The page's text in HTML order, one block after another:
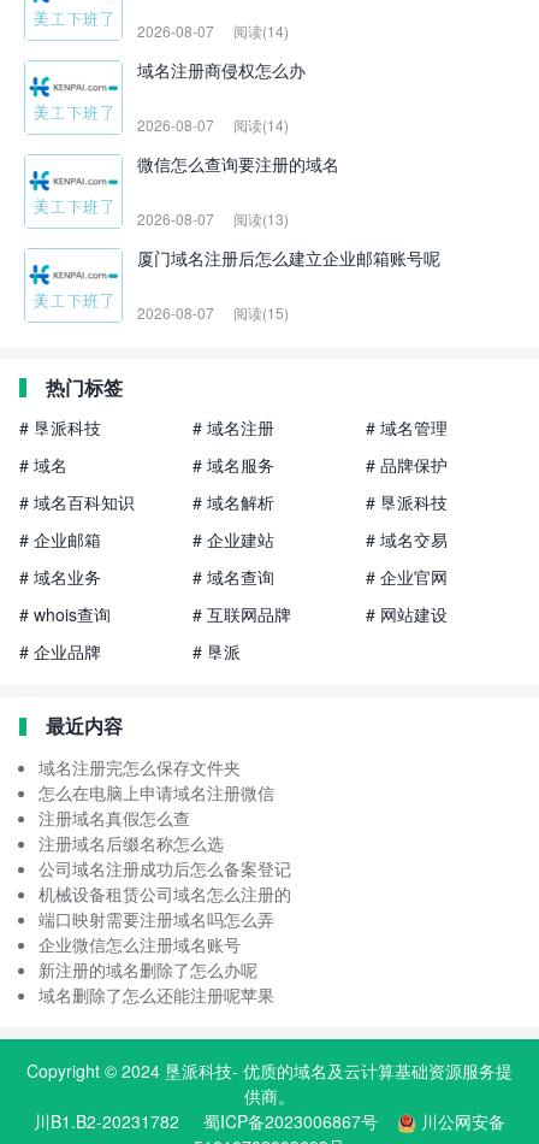
2026-08-07 阅读(14)
域名注册商侵权怎么办
2026-08-07 阅读(14)
微信怎么查询要注册的域名
2026-08-07 阅读(13)
厦门域名注册后怎么建立企业邮箱账号呢
2026-08-07 阅读(15)
热门标签
# 垦派科技 # 域名注册
# 域名管理
# 域名
# 域名服务
# 品牌保护
# 域名百科知识
# 域名解析
# 垦派科技
# 企业邮箱
# 企业建站
# 域名交易
# 域名业务
# 域名查询
# 企业官网
# whois查询
# 互联网品牌
# 网站建设
# 企业品牌
# 垦派
最近内容
域名注册完怎么保存文件夹
怎么在电脑上申请域名注册微信
注册域名真假怎么查
注册域名后缀名称怎么选
公司域名注册成功后怎么备案登记
机械设备租赁公司域名怎么注册的
端口映射需要注册域名吗怎么弄
企业微信怎么注册域名账号
新注册的域名删除了怎么办呢
域名删除了怎么还能注册呢苹果
Copyright © 2024 垦派科技- 优质的域名及云计算基础资源服务提
供商。
川B1.B2-20231782
蜀ICP备2023006867号
川公网安备